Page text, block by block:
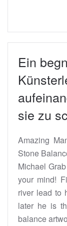
Ein
sie zu
Amazing
Stone
Michael
your mind!
river lead to
later he is
balance